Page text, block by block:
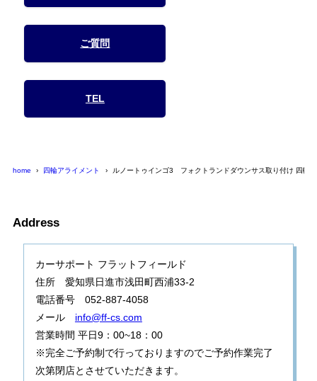
ご質問
TEL
home 四輪アライメント ルノートゥインゴ3 フォクトランドダウンサス取り付け 四輪
Address
カーサポート フラットフィールド
住所 愛知県日進市浅田町西浦33-2
電話番号 052-887-4058
メール info@ff-cs.com
営業時間 平日9：00~18：00
※完全ご予約制で行っておりますのでご予約作業完了
次第閉店とさせていただきます。